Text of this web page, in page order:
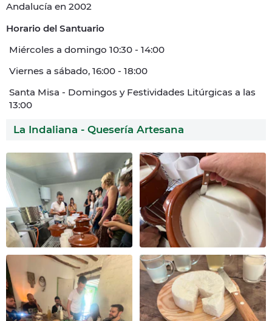
Andalucía en 2002
Horario del Santuario
Miércoles a domingo 10:30 - 14:00
Viernes a sábado, 16:00 - 18:00
Santa Misa - Domingos y Festividades Litúrgicas a las
13:00
La Indaliana - Quesería Artesana